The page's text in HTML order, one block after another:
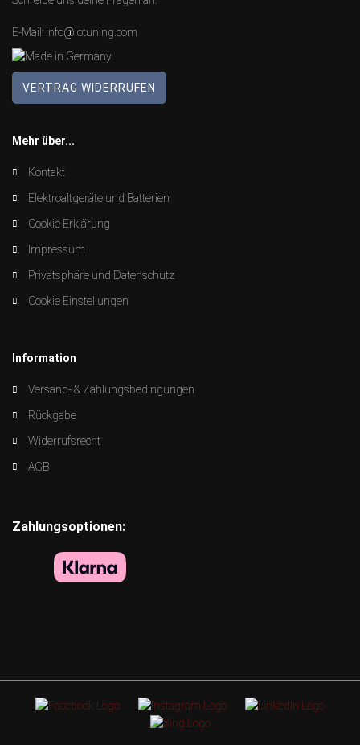
E-Mail: info@iotuning.com
VERTRAG WIDERRUFEN
Mehr über...
Kontakt
Elektroaltgeräte und Batterien
Cookie Erklärung
Impressum
Privatsphäre und Datenschutz
Cookie Einstellungen
Information
Versand- & Zahlungsbedingungen
Rückgabe
Widerrufsrecht
AGB
Zahlungsoptionen: